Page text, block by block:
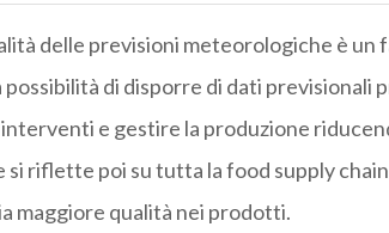
delle previsioni meteorologiche è
di disporre di dati previsionali
e gestire la produzione
si riflette poi su tutta la food supply
maggiore qualità nei prodotti.